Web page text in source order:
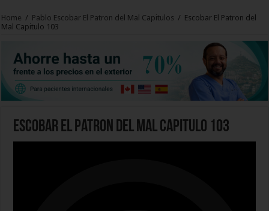
Home / Pablo Escobar El Patron del Mal Capitulos / Escobar El Patron del
Mal Capitulo 103
Escobar El Patron del Mal Capitulo 103